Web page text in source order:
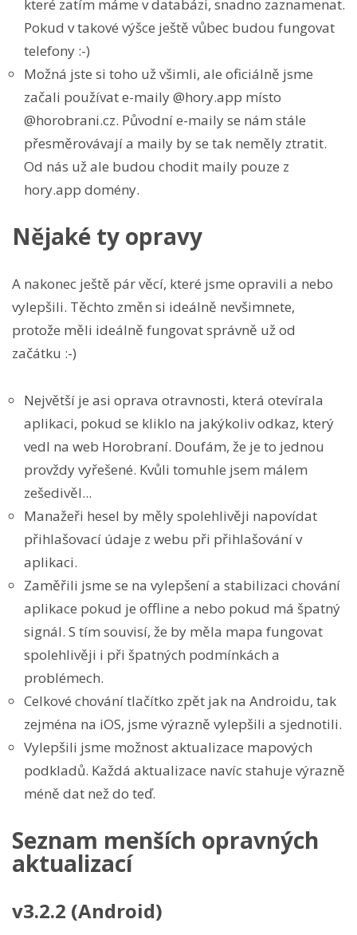
které zatím máme v databázi, snadno zaznamenat.
Pokud v takové výšce ještě vůbec budou fungovat
telefony :-)
Možná jste si toho už všimli, ale oficiálně jsme
začali používat e-maily @hory.app místo
@horobrani.cz. Původní e-maily se nám stále
přesměrovávají a maily by se tak neměly ztratit.
Od nás už ale budou chodit maily pouze z
hory.app domény.
Nějaké ty opravy
A nakonec ještě pár věcí, které jsme opravili a nebo
vylepšili. Těchto změn si ideálně nevšimnete,
protože měli ideálně fungovat správně už od
začátku :-)
Největší je asi oprava otravnosti, která otevírala
aplikaci, pokud se kliklo na jakýkoliv odkaz, který
vedl na web Horobraní. Doufám, že je to jednou
provždy vyřešené. Kvůli tomuhle jsem málem
zešedivěl...
Manažeři hesel by měly spolehlivěji napovídat
přihlašovací údaje z webu při přihlašování v
aplikaci.
Zaměřili jsme se na vylepšení a stabilizaci chování
aplikace pokud je offline a nebo pokud má špatný
signál. S tím souvisí, že by měla mapa fungovat
spolehlivěji i při špatných podmínkách a
problémech.
Celkové chování tlačítko zpět jak na Androidu, tak
zejména na iOS, jsme výrazně vylepšili a sjednotili.
Vylepšili jsme možnost aktualizace mapových
podkladů. Každá aktualizace navíc stahuje výrazně
méně dat než do teď.
Seznam menších opravných
aktualizací
v3.2.2 (Android)